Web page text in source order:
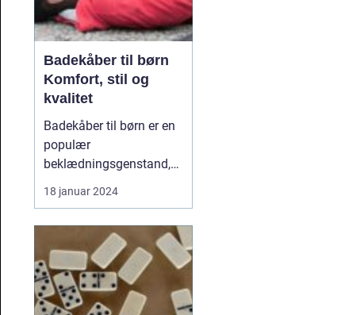
Badekåber til børn
Komfort, stil og
kvalitet
Badekåber til børn er en
populær
beklædningsgenstand,
der tilbyder både
komfort og stil. Uanset
forfriskende svømmetur,
et behageligt bad eller
bare som en hyggelig
påklædning derhjemme,
18 januar 2024